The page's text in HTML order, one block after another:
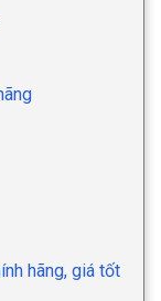
hãng, giá tốt